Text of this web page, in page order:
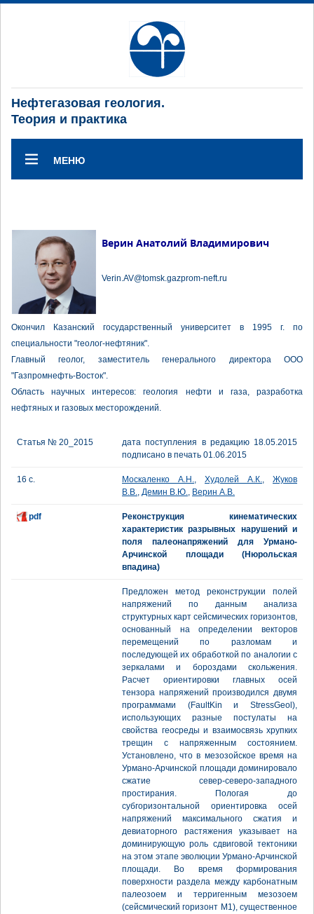
Нефтегазовая геология.
Теория и практика
МЕНЮ
Верин Анатолий Владимирович
Verin.AV@tomsk.gazprom-neft.ru
Окончил Казанский государственный университет в 1995 г. по
специальности "геолог-нефтяник".
Главный геолог, заместитель генерального директора ООО
"Газпромнефть-Восток".
Область научных интересов: геология нефти и газа, разработка
нефтяных и газовых месторождений.
Статья № 20_2015
дата поступления в редакцию 18.05.2015
подписано в печать 01.06.2015
16 с. Москаленко А.Н., Худолей А.К., Жуков
В.В., Демин В.Ю., Верин А.В.
pdf
Реконструкция кинематических
характеристик разрывных нарушений и
поля палеонапряжений для Урмано-
Арчинской площади (Нюрольская
впадина)
Предложен метод реконструкции полей
напряжений по данным анализа
структурных карт сейсмических горизонтов,
основанный на определении векторов
перемещений по разломам и
последующей их обработкой по аналогии с
зеркалами и бороздами скольжения.
Расчет ориентировки главных осей
тензора напряжений производился двумя
программами (FaultKin и StressGeol),
использующих разные постулаты на
свойства геосреды и взаимосвязь хрупких
трещин с напряженным состоянием.
Установлено, что в мезозойское время на
Урмано-Арчинской площади доминировало
сжатие север-северо-западного
простирания. Пологая до
субгоризонтальной ориентировка осей
напряжений максимального сжатия и
девиаторного растяжения указывает на
доминирующую роль сдвиговой тектоники
на этом этапе эволюции Урмано-Арчинской
площади. Во время формирования
поверхности раздела между карбонатным
палеозоем и терригенным мезозоем
(сейсмический горизонт М1), существенное